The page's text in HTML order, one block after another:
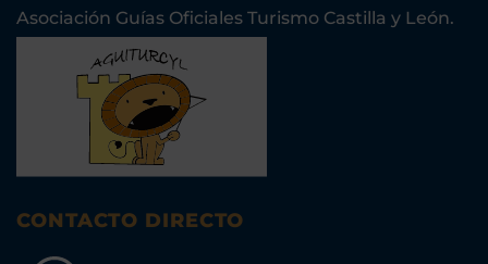
Asociación Guías Oficiales Turismo Castilla y León.
CONTACTO DIRECTO